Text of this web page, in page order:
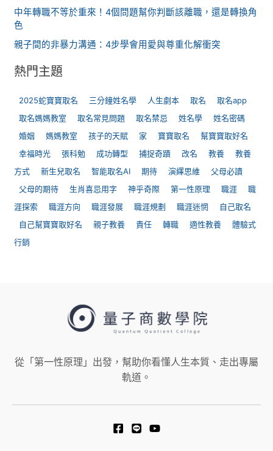
中年轉職不等於重來！4個問題幫你判斷該離職，還是轉換角
色
親子間的非暴力溝通：4步學會用愛與尊重化解衝突
熱門主題
2025蛇寶寶取名 三分鐘姓名學 人生劇本 取名
取名app
取名媽媽教室
取名常見問題 取名禁忌 姓名學
姓名密碼
婚姻
媽媽教室 孩子的天賦 家 寶寶取名
幫寶寶取好名
幸福時光
張科勉 成功轉型 捕捉奇蹟 改名 教養
教養
方式
新生兒取名 智能取名AI 期待 演繹思維
父母必讀
父母的期待
生肖喜忌用字 神乎奇際 第一性原理 職涯
職
涯探索
職涯方向 職涯發展 職涯規劃 職涯迷惘
自己取名
自己幫寶寶取好名
親子教養 責任 轉職 適性教養
體驗式
行銷
從「第一性原理」出發，幫助你看懂人生本質、走出專屬
軌道。